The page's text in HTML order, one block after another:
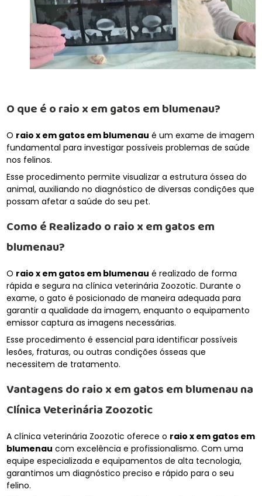
O que é oraio x em gatos em blumenau?
O raio x em gatos em blumenau é um exame de imagem
fundamental para investigar possíveis problemas de saúde
nos felinos.
Esse procedimento permite visualizar a estrutura óssea do
animal, auxiliando no diagnóstico de diversas condições que
possam afetar a saúde do seu pet.
Como é Realizado oraio x em gatos em
blumenau?
O raio x em gatos em blumenau é realizado de forma
rápida e segura na clínica veterinária Zoozotic. Durante o
exame, o gato é posicionado de maneira adequada para
garantir a qualidade da imagem, enquanto o equipamento
emissor captura as imagens necessárias.
Esse procedimento é essencial para identificar possíveis
lesões, fraturas, ou outras condições ósseas que
necessitem de tratamento.
Vantagens doraio x em gatos em blumenauna
Clínica Veterinária Zoozotic
A clínica veterinária Zoozotic oferece o raio x em gatos em
blumenau com excelência e profissionalismo. Com uma
equipe especializada e equipamentos de alta tecnologia,
garantimos um diagnóstico preciso e rápido para o seu
felino.